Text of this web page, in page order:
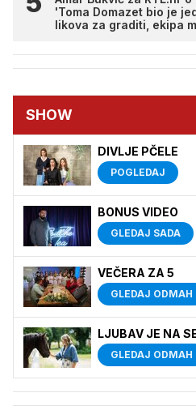
'Toma Domazet bio je
likova za graditi, ekipa
SHOW
DIVLJE PČELE
POGLEDAJ
BONUS VIDEO
GLEDAJ SADA
VEČERA ZA 5
GLEDAJ ODMAH
LJUBAV JE NA
GLEDAJ ODMAH